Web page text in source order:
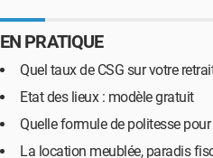
EN PRATIQUE
Quel taux de CSG sur votre
Etat des lieux : modèle gratuit
Quelle formule de politesse
La location meublée, paradis